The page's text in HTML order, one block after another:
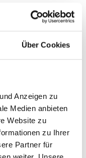
Über Cookies
Anzeigen zu
Medien anbieten
Website zu
zu Ihrer
Partner für
nuestros
posterior
y la
una
60%
sostenibilidad
que nuestros